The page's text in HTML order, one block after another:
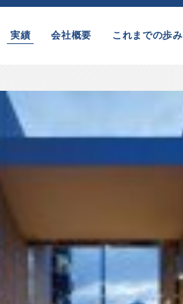
実績 会社概要 これまでの歩み